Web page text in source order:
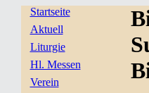
Startseite
Aktuell
Liturgie
Hl. Messen
Verein